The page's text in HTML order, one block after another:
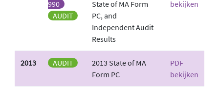
990
AUDIT
State of MA Form
PC, and
Independent Audit
Results
bekijken
2013 AUDIT
2013 State of MA
Form PC
PDF
bekijken